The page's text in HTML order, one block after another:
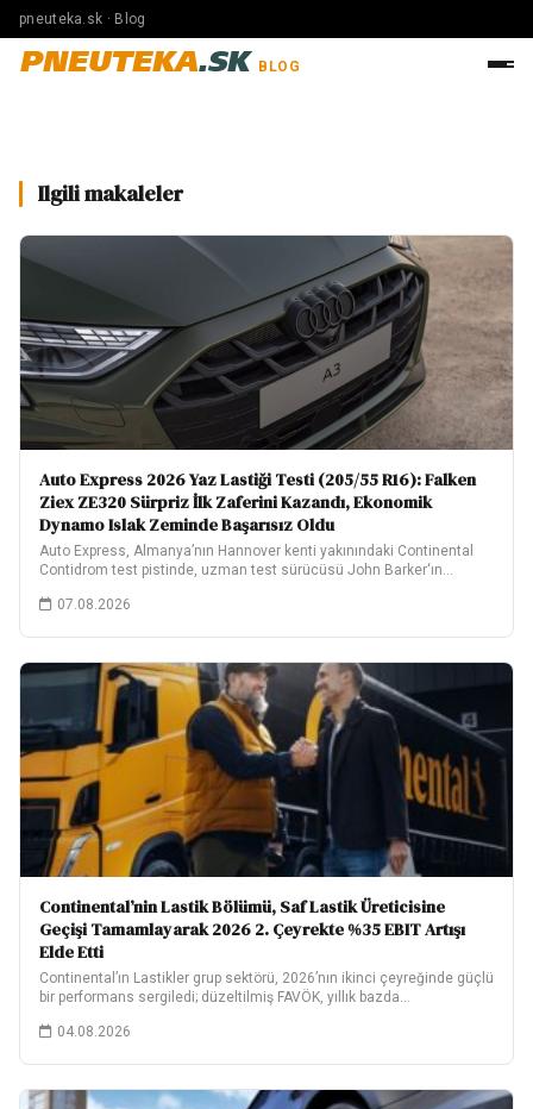
pneuteka.sk · Blog
PNEUTEKA.SK BLOG
Ilgili makaleler
Auto Express 2026 Yaz Lastiği Testi (205/55 R16): Falken
Ziex ZE320 Sürpriz İlk Zaferini Kazandı, Ekonomik
Dynamo Islak Zeminde Başarısız Oldu
Auto Express, Almanya’nın Hannover kenti yakınındaki Continental
Contidrom test pistinde, uzman test sürücüsü John Barker‘ın…
07.08.2026
Continental’nin Lastik Bölümü, Saf Lastik Üreticisine
Geçişi Tamamlayarak 2026 2. Çeyrekte %35 EBIT Artışı
Elde Etti
Continental’ın Lastikler grup sektörü, 2026’nın ikinci çeyreğinde güçlü
bir performans sergiledi; düzeltilmiş FAVÖK, yıllık bazda…
04.08.2026